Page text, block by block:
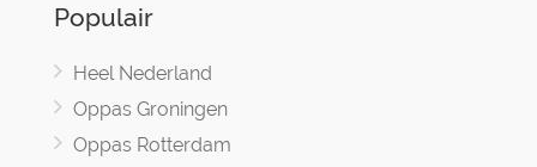
Populair
Heel Nederland
Oppas Groningen
Oppas Rotterdam